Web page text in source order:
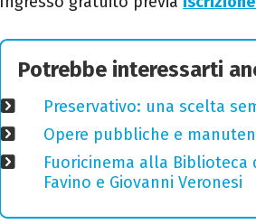
Potrebbe interessarti
Preservativo: una scelta
Opere pubbliche e
Fuoricinema alla Biblioteca
Favino e Giovanni Veronesi